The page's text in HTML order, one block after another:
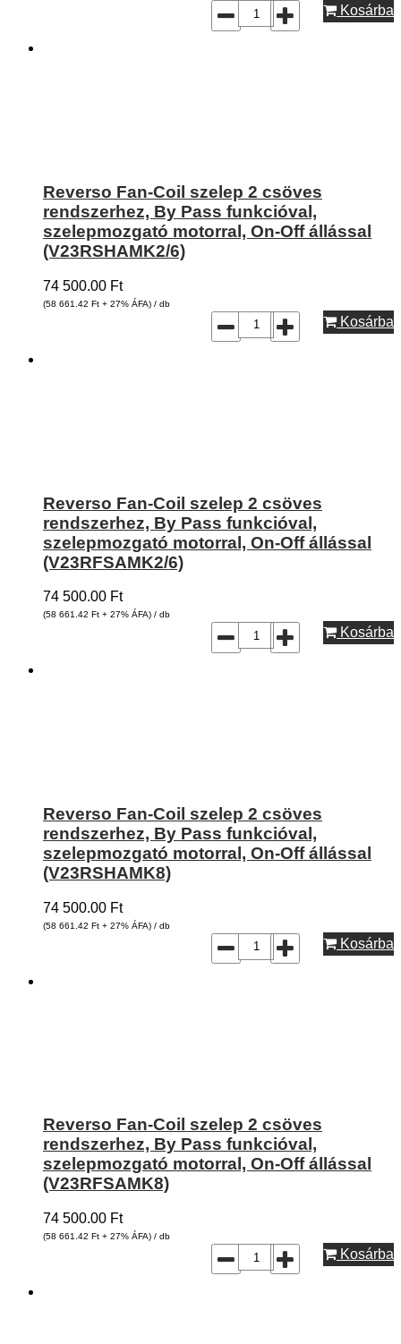
Kosárba
Reverso Fan-Coil szelep 2 csöves
rendszerhez, By Pass funkcióval,
szelepmozgató motorral, On-Off állással
(V23RSHAMK2/6)
74 500.00 Ft
(58 661.42 Ft + 27% ÁFA) / db
Kosárba
Reverso Fan-Coil szelep 2 csöves
rendszerhez, By Pass funkcióval,
szelepmozgató motorral, On-Off állással
(V23RFSAMK2/6)
74 500.00 Ft
(58 661.42 Ft + 27% ÁFA) / db
Kosárba
Reverso Fan-Coil szelep 2 csöves
rendszerhez, By Pass funkcióval,
szelepmozgató motorral, On-Off állással
(V23RSHAMK8)
74 500.00 Ft
(58 661.42 Ft + 27% ÁFA) / db
Kosárba
Reverso Fan-Coil szelep 2 csöves
rendszerhez, By Pass funkcióval,
szelepmozgató motorral, On-Off állással
(V23RFSAMK8)
74 500.00 Ft
(58 661.42 Ft + 27% ÁFA) / db
Kosárba